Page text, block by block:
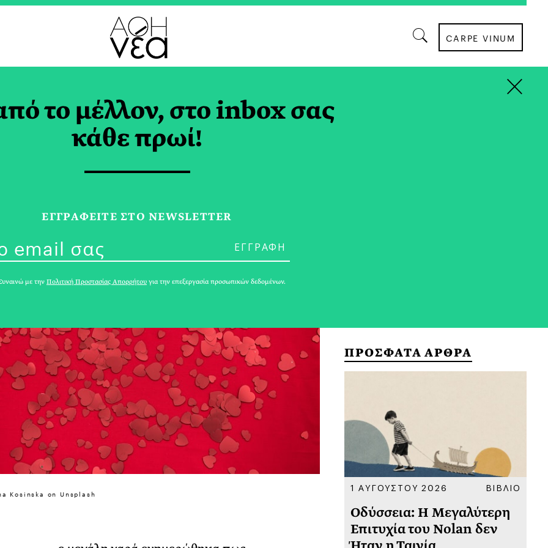
CARPE VINUM
Αιμοδότη»
Αλλάζει
Kosinska on Unsplash
ΠΡΟΣΦΑΤΑ ΑΡΘΡΑ
1 ΑΥΓΟΥΣΤΟΥ 2026 ΒΙΒΛΙΟ
Οδύσσεια: Η Μεγαλύτερη
Επιτυχία του Nolan δεν
το μέλλον, στο inbox σας
κάθε πρωί!
ΕΓΓPΑΦΕΙΤΕ ΣΤΟ NEWSLETTER
με τηνΠολιτική Προστασίας Απορρήτου για την επεξεργασία προσωπικών δεδομένων.
×